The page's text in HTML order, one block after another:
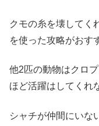
クモの糸を壊してく
を使った攻略がおす
他2匹の動物はクロ
ほど活躍はしてくれ
シャチが仲間にいな